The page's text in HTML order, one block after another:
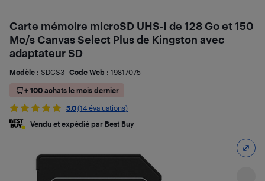
Carte mémoire microSD UHS-I de 128 Go et 150
Mo/s Canvas Select Plus de Kingston avec
adaptateur SD
Modèle : SDCS3 Code Web : 19817075
+ 100 achats le mois dernier
5.0(14 évaluations)
Vendu et expédié par Best Buy